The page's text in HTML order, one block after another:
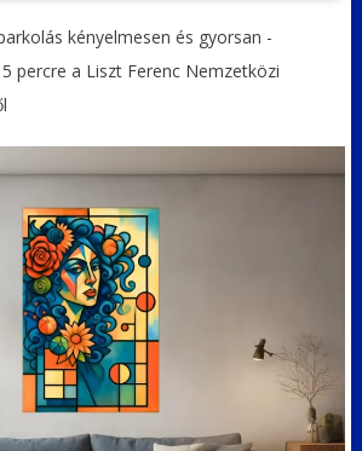
kényelmesen és gyorsan -
percre a Liszt Ferenc Nemzetközi